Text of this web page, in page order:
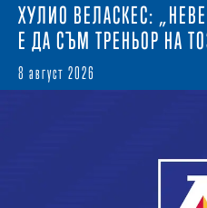
ХУЛИО ВЕЛАСКЕС:
Е ДА СЪМ ТРЕНЬОР НА
8 август 2026